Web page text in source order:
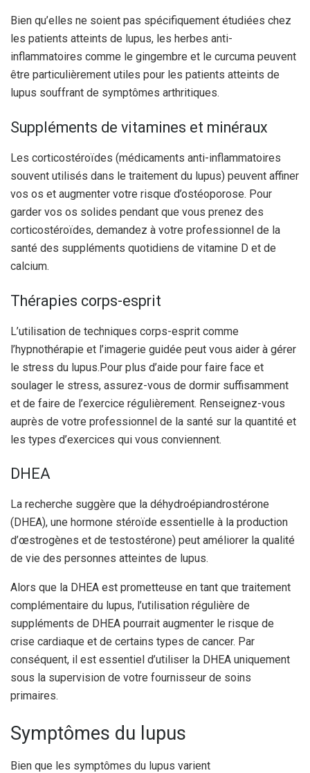
Bien qu’elles ne soient pas spécifiquement étudiées chez
les patients atteints de lupus, les herbes anti-
inflammatoires comme le gingembre et le curcuma peuvent
être particulièrement utiles pour les patients atteints de
lupus souffrant de symptômes arthritiques.
Suppléments de vitamines et minéraux
Les corticostéroïdes (médicaments anti-inflammatoires
souvent utilisés dans le traitement du lupus) peuvent affiner
vos os et augmenter votre risque d’ostéoporose. Pour
garder vos os solides pendant que vous prenez des
corticostéroïdes, demandez à votre professionnel de la
santé des suppléments quotidiens de vitamine D et de
calcium.
Thérapies corps-esprit
L’utilisation de techniques corps-esprit comme
l’hypnothérapie et l’imagerie guidée peut vous aider à gérer
le stress du lupus.Pour plus d’aide pour faire face et
soulager le stress, assurez-vous de dormir suffisamment
et de faire de l’exercice régulièrement. Renseignez-vous
auprès de votre professionnel de la santé sur la quantité et
les types d’exercices qui vous conviennent.
DHEA
La recherche suggère que la déhydroépiandrostérone
(DHEA), une hormone stéroïde essentielle à la production
d’œstrogènes et de testostérone) peut améliorer la qualité
de vie des personnes atteintes de lupus.
Alors que la DHEA est prometteuse en tant que traitement
complémentaire du lupus, l’utilisation régulière de
suppléments de DHEA pourrait augmenter le risque de
crise cardiaque et de certains types de cancer. Par
conséquent, il est essentiel d’utiliser la DHEA uniquement
sous la supervision de votre fournisseur de soins
primaires.
Symptômes du lupus
Bien que les symptômes du lupus varient